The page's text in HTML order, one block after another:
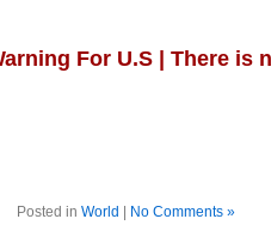
For U.S | There is
Posted in World No Comments »